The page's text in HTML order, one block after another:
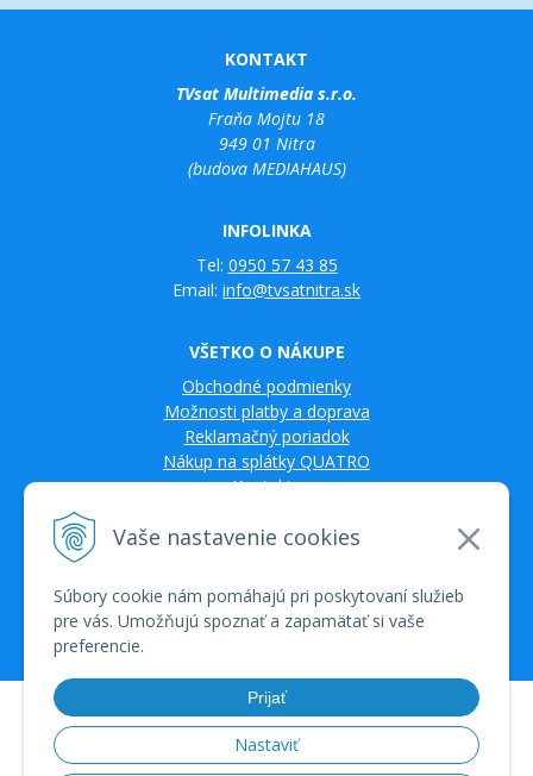
Vaše nastavenie cookies
Súbory cookie nám pomáhajú pri poskytovaní služieb
pre vás. Umožňujú spoznať a zapamätať si vaše
preferencie.
Prijať
Nastaviť
KONTAKT
TVsat Multimedia s.r.o.
Fraňa Mojtu 18
949 01 Nitra
(budova MEDIAHAUS)
INFOLINKA
Tel: 0950 57 43 85
Email: info@tvsatnitra.sk
VŠETKO O NÁKUPE
Obchodné podmienky
Možnosti platby a doprava
Reklamačný poriadok
Nákup na splátky QUATRO
Kontakty
© 2026 TV SAT Multimédiá • tvorba eshopu cez UNIobchod, webhosting
spoločnosti WEBYGROUP • dbartzvyšovanie návštevnosti•